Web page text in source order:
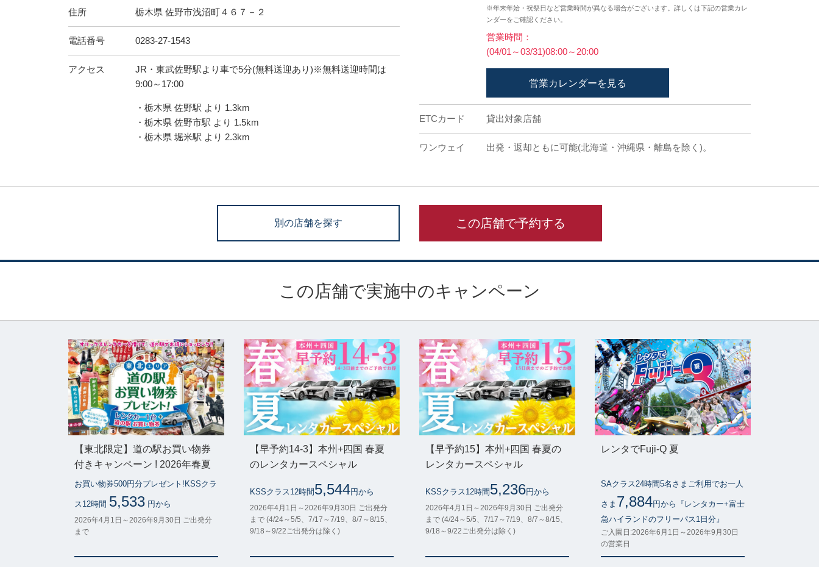
住所 栃木県 佐野市浅沼町４６７－２
電話番号 0283-27-1543
アクセス
JR・東武佐野駅より車で5分(無料送迎あり)※無料送迎時間は
9:00～17:00
・栃木県 佐野駅 より 1.3km
・栃木県 佐野市駅 より 1.5km
・栃木県 堀米駅 より 2.3km
※年末年始・祝祭日など営業時間が異なる場合がございます。詳しくは下記の営業カレ
ンダーをご確認ください。
営業時間：
(04/01～03/31)08:00～20:00
営業カレンダーを見る
ETCカード 貸出対象店舗
ワンウェイ 出発・返却ともに可能(北海道・沖縄県・離島を除く)。
別の店舗を探す この店舗で予約する
この店舗で実施中のキャンペーン
【東北限定】道の駅お買い物券
付きキャンペーン ! 2026年春夏
お買い物券500円分プレゼント!KSSクラ
ス12時間 5,533 円から
2026年4月1日～2026年9月30日 ご出発分
まで
【早予約14-3】本州+四国 春夏
のレンタカースペシャル
KSSクラス12時間 5,544円から
2026年4月1日～2026年9月30日 ご出発分
まで (4/24～5/5、7/17～7/19、8/7～8/15、
9/18～9/22ご出発分は除く)
【早予約15】本州+四国 春夏の
レンタカースペシャル
KSSクラス12時間 5,236円から
2026年4月1日～2026年9月30日 ご出発分
まで (4/24～5/5、7/17～7/19、8/7～8/15、
9/18～9/22ご出発分は除く)
レンタでFuji-Q 夏
SAクラス24時間5名さまご利用でお一人
さま 7,884円から『レンタカー+富士
急ハイランドのフリーパス1日分』
ご入園日:2026年6月1日～2026年9月30日
の営業日